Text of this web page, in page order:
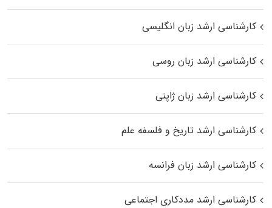
کارشناسی ارشد زبان انگلیسی
کارشناسی ارشد زبان روسی
کارشناسی ارشد زبان ژاپنی
کارشناسی ارشد تاریخ و فلسفه علم
کارشناسی ارشد زبان فرانسه
کارشناسی ارشد مددکاری اجتماعی